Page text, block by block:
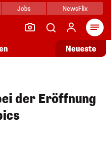
Jobs NewsFlix
Neueste
der Eröffnung